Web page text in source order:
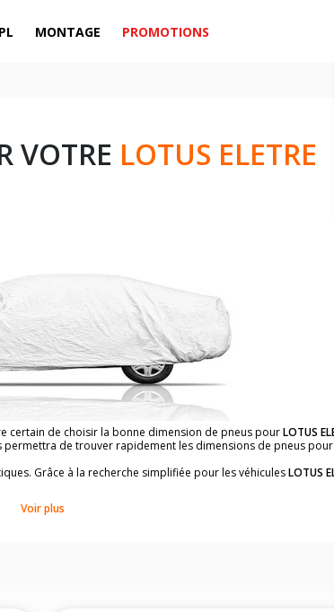
MONTAGE PROMOTIONS
VOTRE LOTUS ELETRE
certain de choisir la bonne dimension de pneus pourLOTUS
permettra de trouver rapidement les dimensions de pneus
Grâce à la recherche simplifiée pour les véhiculesLOTUS
Voir plus